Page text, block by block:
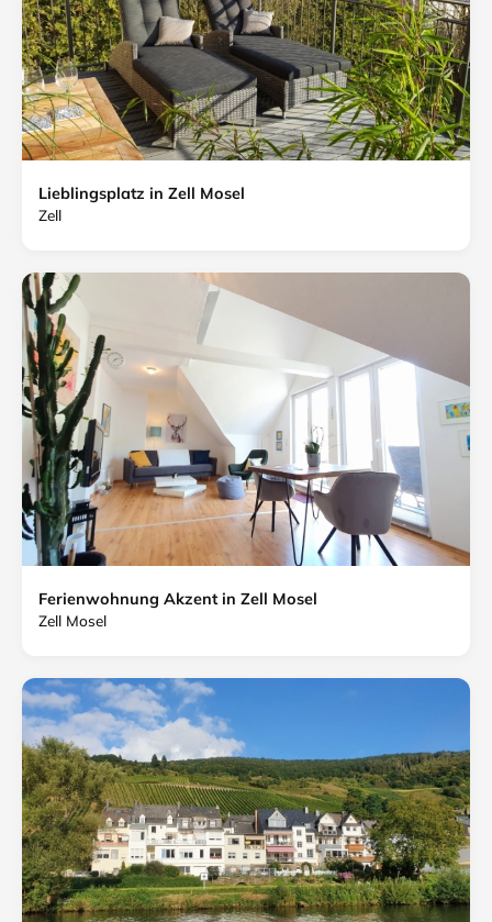
Lieblingsplatz in Zell Mosel
Zell
Ferienwohnung Akzent in Zell Mosel
Zell Mosel